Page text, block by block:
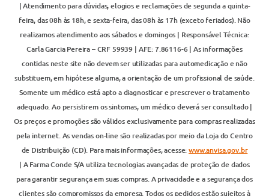
| Atendimento para dúvidas, elogios e reclamações de segunda a quinta-
feira, das 08h às 18h, e sexta-feira, das 08h às 17h (exceto feriados). Não
realizamos atendimento aos sábados e domingos | Responsável Técnica:
Carla Garcia Pereira – CRF 59939 | AFE: 7.86116-6 | As informações
contidas neste site não devem ser utilizadas para automedicação e não
substituem, em hipótese alguma, a orientação de um profissional de saúde.
Somente um médico está apto a diagnosticar e prescrever o tratamento
adequado. Ao persistirem os sintomas, um médico deverá ser consultado |
Os preços e promoções são válidos exclusivamente para compras realizadas
pela internet. As vendas on-line são realizadas por meio da Loja do Centro
de Distribuição (CD). Para mais informações, acesse:www.anvisa.gov.br
| A Farma Conde S/A utiliza tecnologias avançadas de proteção de dados
para garantir segurança em suas compras. A privacidade e a segurança dos
clientes são compromissos da empresa. Todos os pedidos estão sujeitos à